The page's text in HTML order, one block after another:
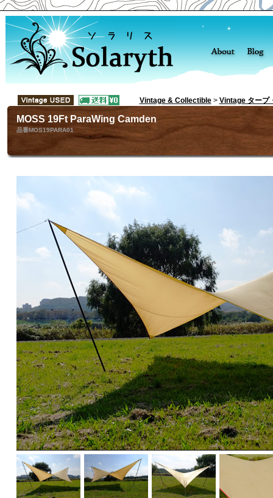
Vintage & Collectible> Vintage タープ
MOSS 19Ft ParaWing Camden
品番MOS19PARA01